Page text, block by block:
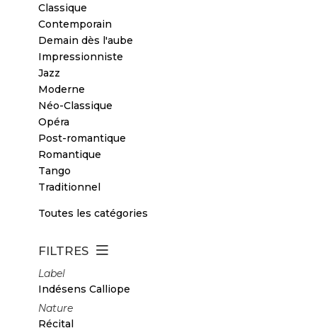
Classique
Contemporain
Demain dès l'aube
Impressionniste
Jazz
Moderne
Néo-Classique
Opéra
Post-romantique
Romantique
Tango
Traditionnel
Toutes les catégories
FILTRES
Label
Indésens Calliope
Nature
Récital